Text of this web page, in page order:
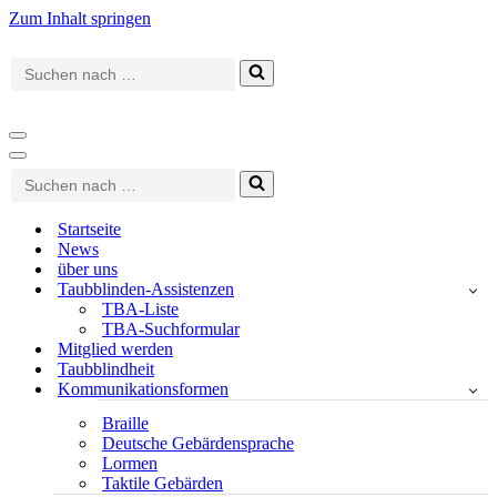
Zum Inhalt springen
Suchen
nach …
Navigationsmenü
Navigationsmenü
Suchen
nach …
Startseite
News
über uns
Taubblinden-Assistenzen
TBA-Liste
TBA-Suchformular
Mitglied werden
Taubblindheit
Kommunikationsformen
Braille
Deutsche Gebärdensprache
Lormen
Taktile Gebärden